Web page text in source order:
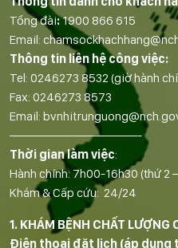
Tổng đài:1900 866 615
Email:
Thông tin liên hệ công việc:
Tel: 0246273 8532 (giờ hành
Fax: 0246273 8573
Email:
——————————-
Thời gian làm việc:
Hành chính: 7h00-16h30 (thứ 2
Khám & Cấp cứu: 24/24
1. KHÁM BỆNH CHẤT LƯỢNG
Điện thoại đặt lịch (áp dụng